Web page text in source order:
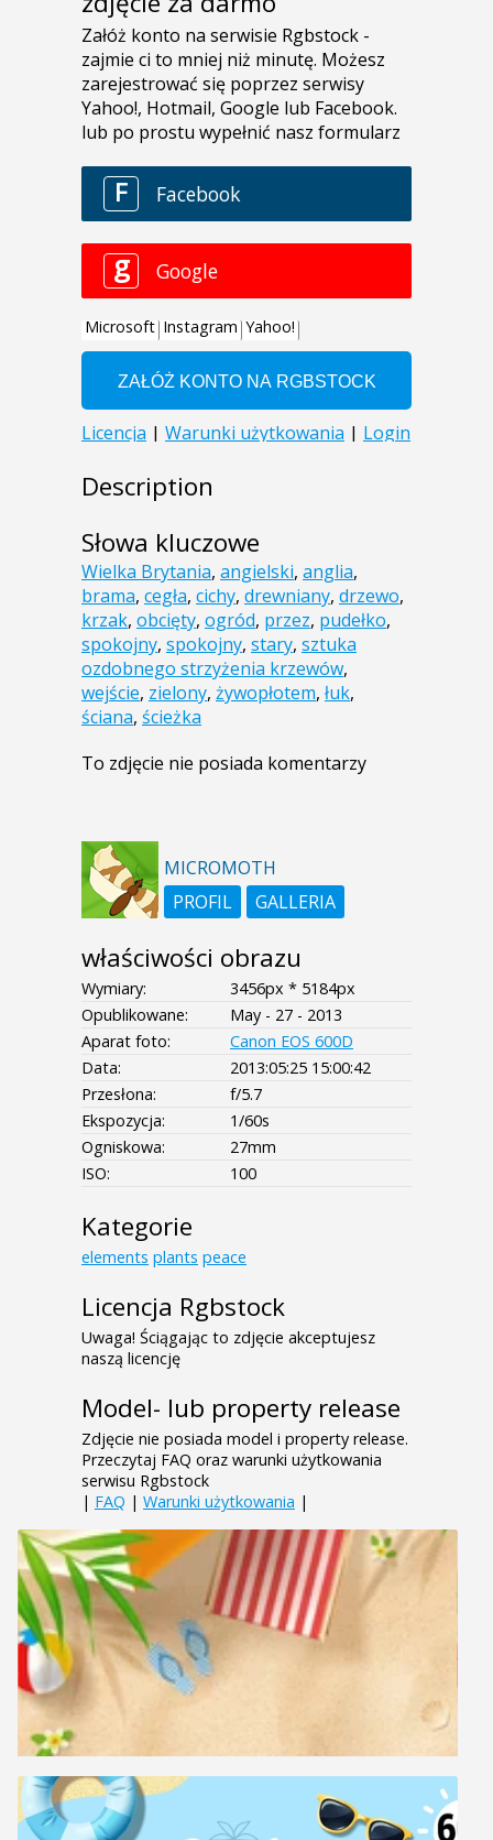
Description
Słowa kluczowe
Wielka Brytania, angielski, anglia,
brama, cegła, cichy, drewniany, drzewo,
krzak, obcięty, ogród, przez, pudełko,
spokojny, spokojny, stary, sztuka
ozdobnego strzyżenia krzewów,
wejście, zielony, żywopłotem, łuk,
ściana, ścieżka
To zdjęcie nie posiada komentarzy
MICROMOTH
PROFIL
GALLERIA
właściwości obrazu
Wymiary:
3456px * 5184px
Opublikowane:
May - 27 - 2013
Aparat foto:
Canon EOS 600D
Data:
2013:05:25 15:00:42
Przesłona:
f/5.7
Ekspozycja:
1/60s
Ogniskowa:
27mm
ISO:
100
Kategorie
elements plants peace
Licencja Rgbstock
Uwaga! Ściągając to zdjęcie akceptujesz
naszą licencję
Model- lub property release
Zdjęcie nie posiada model i property release.
Przeczytaj FAQ oraz warunki użytkowania
serwisu Rgbstock
| FAQ | Warunki użytkowania |